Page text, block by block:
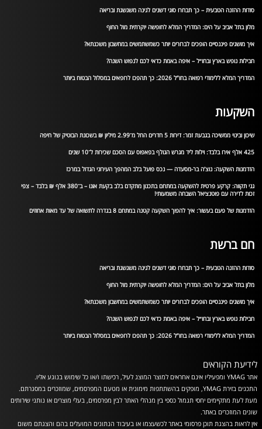
סודות ההזנה הטבעית – כך תבחרו סוגי דשנים לגינה משגשגת ובריאה
מלון בתל אביב על הים: המדריך המלא לחופשה יוקרתית מול החוף
איך מושגים פיננסיים הופכים לברורים יותר כשמשתמשים במחשבון משכנתא?
חבילות נופש בארץ ובחו״ל – איפה באמת כדאי לכם לנפוש השנה?
המדריך המלא ללימודי רפואה בחו”ל 2026: כך תהפכו לרופאים במסלול הבטוח ביותר
השקעות
שיכון ובינוי ממשיכה בגבעת זמר: דירות 5 חדרים החל מ־2.99 מיליון ₪ בשכונת הבוטיק של חיפה
425 אלף אירו בלבד: וילות ליד מגרש הגולף בפאפוס עם הסכם שכירות ל־10 שנים
הזדמנות השקעה: נוצ’ה בר-מסעדה — נכס פועל בלב המהפך העירוני הגדול במרכז
גני תקווה: קרקע פרטית להשקעה במתחם בתכנון מתקדם בלב בקעת אונו – ב־380 אלף ₪ בלבד – צפי
זכות לדירה עם פוטנציאל השבחה משמעותי!
הזדמנות של פעם בעשור: איך להפוך השקעה קטנה במתחם 8 בגדרה לתשואה של עד מאות אחוזים
חם ברשת
סודות ההזנה הטבעית – כך תבחרו סוגי דשנים לגינה משגשגת ובריאה
מלון בתל אביב על הים: המדריך המלא לחופשה יוקרתית מול החוף
איך מושגים פיננסיים הופכים לברורים יותר כשמשתמשים במחשבון משכנתא?
חבילות נופש בארץ ובחו״ל – איפה באמת כדאי לכם לנפוש השנה?
המדריך המלא ללימודי רפואה בחו”ל 2026: כך תהפכו לרופאים במסלול הבטוח ביותר
לידיעת הקוראים
אתר YMAG ומפעיליו אינם אחראים למוצר המוצג לעיל, רכישתו ו/או כל שימוש בנוגע אליו.
התכנים בזירת YMAG, מופקים בהשתתפות מימונית או מטעם המפרסמים, שמוזכרים במסגרתם.
מעת לעת מתקיימים יחסי תגמול כספי בין מנהלי האתר לבין מפרסמים, בעלי מוצרים או נותני שירותים
שונים המוזכרים באתר.
אין לראות בהצגת תוכן פרסומי באתר לכשעצמו או בעיבוד הנתונים המועלים בהם והצגתם משום